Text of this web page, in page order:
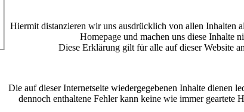
Hiermit distanzieren wir uns ausdrücklich von allen Inhalten
Homepage und machen uns diese Inhalte
Diese Erklärung gilt für alle auf dieser Website
Die auf dieser Internetseite wiedergegebenen Inhalte dienen
dennoch enthaltene Fehler kann keine wie immer geartete